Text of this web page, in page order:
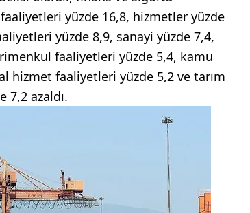
yüzde 16,8, hizmetler yüzde
yüzde 8,9, sanayi yüzde 7,4,
faaliyetleri yüzde 5,4, kamu
hizmet faaliyetleri yüzde 5,2 ve tarım
7,2 azaldı.